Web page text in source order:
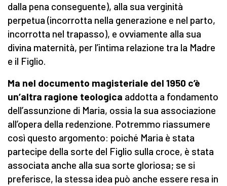
dalla pena conseguente), alla sua verginità
perpetua (incorrotta nella generazione e nel parto,
incorrotta nel trapasso), e ovviamente alla sua
divina maternità, per l’intima relazione tra la Madre
e il Figlio.
Ma nel documento magisteriale del 1950 c’è
un’altra ragione teologica addotta a fondamento
dell’assunzione di Maria, ossia la sua associazione
all’opera della redenzione. Potremmo riassumere
così questo argomento: poiché Maria è stata
partecipe della sorte del Figlio sulla croce, è stata
associata anche alla sua sorte gloriosa; se si
preferisce, la stessa idea può anche essere resa in